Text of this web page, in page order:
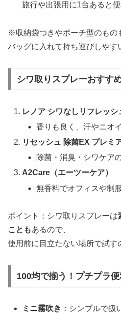
旅行や出張用に1台あると
※収納袋つきやポーチ型のもの
バッグに入れて持ち運びしやす
シワ取りスプレーおすす
レノア シワなしリフレッシ
香りも良く、汗やニオ
リセッシュ 除菌EX プレミ
除菌・消臭・シワケア
A2Care（エーツーケア）
無香料でオフィスや制
ポイント：シワ取りスプレーは
こともあるので、
使用前に目立たない場所で試す
100均で揃う！プチプラ
ミニ霧吹き ：シンプルで扱